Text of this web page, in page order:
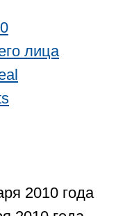
лица
2010 года